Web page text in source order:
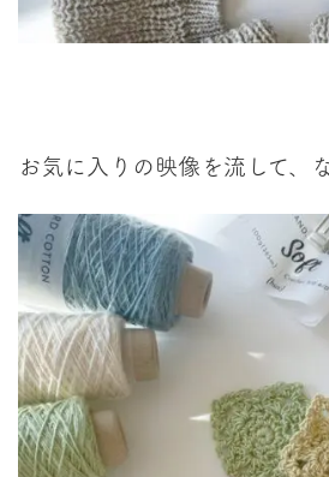
お気に入りの映像を流して、